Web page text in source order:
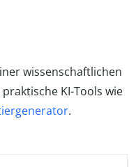
wissenschaftlichen
KI-Tools wie
.